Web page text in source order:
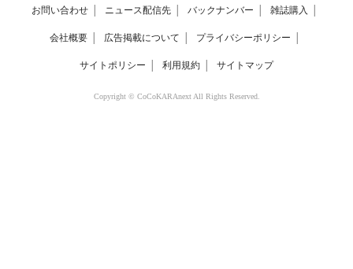
お問い合わせ ニュース配信先 バックナンバー 雑誌購入
会社概要 広告掲載について プライバシーポリシー
サイトポリシー 利用規約 サイトマップ
Copyright © CoCoKARAnext All Rights Reserved.